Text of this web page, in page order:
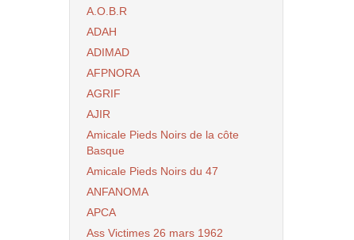
A.O.B.R
ADAH
ADIMAD
AFPNORA
AGRIF
AJIR
Amicale Pieds Noirs de la côte
Basque
Amicale Pieds Noirs du 47
ANFANOMA
APCA
Ass Victimes 26 mars 1962